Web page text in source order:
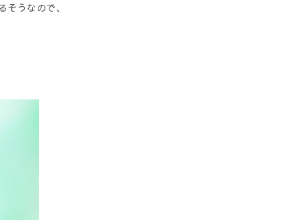
うなので、